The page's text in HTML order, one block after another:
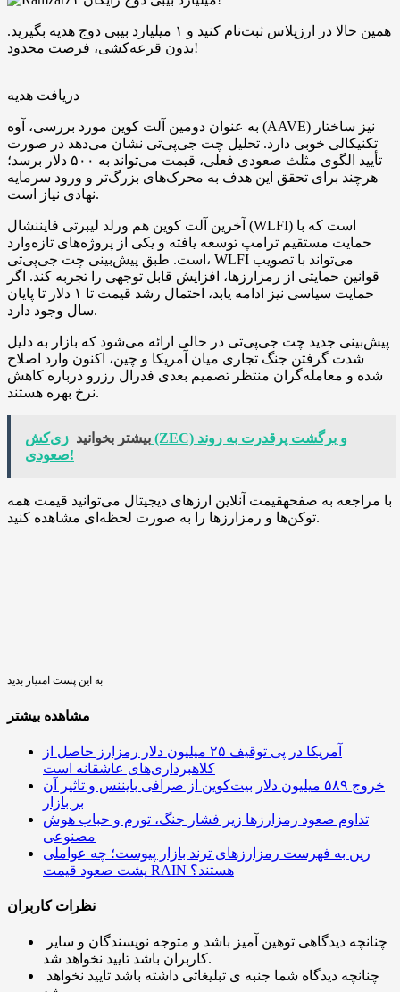
همین حالا در ارزپلاس ثبت‌نام کنید و ۱ میلیارد بیبی دوج هدیه بگیرید.
بدون قرعه‌کشی، فرصت محدود!
دریافت هدیه
به عنوان دومین آلت کوین مورد بررسی، آوه (AAVE) نیز ساختار
تکنیکالی خوبی دارد. تحلیل چت جی‌پی‌تی نشان می‌دهد در صورت
تأیید الگوی مثلث صعودی فعلی، قیمت می‌تواند به ۵۰۰ دلار برسد؛
هرچند برای تحقق این هدف به محرک‌های بزرگ‌تر و ورود سرمایه
نهادی نیاز است.
آخرین آلت کوین هم ورلد لیبرتی فایننشال (WLFI) است که با
حمایت مستقیم ترامپ توسعه یافته و یکی از پروژه‌های تازه‌وارد
است. طبق پیش‌بینی چت جی‌پی‌تی، WLFI می‌تواند با تصویب
قوانین حمایتی از رمزارزها، افزایش قابل‌ توجهی را تجربه کند. اگر
حمایت‌ سیاسی نیز ادامه‌ یابد، احتمال رشد قیمت تا ۱ دلار تا پایان
سال وجود دارد.
پیش‌بینی جدید چت جی‌پی‌تی در حالی ارائه می‌شود که بازار به دلیل
شدت گرفتن جنگ تجاری میان آمریکا و چین، اکنون وارد اصلاح
شده و معامله‌گران منتظر تصمیم بعدی فدرال رزرو درباره کاهش
نرخ بهره هستند.
بیشتر بخوانید زی‌کش (ZEC) و برگشت پرقدرت به روند
صعودی!
با مراجعه به صفحهقیمت آنلاین ارزهای دیجیتال می‌توانید قیمت همه
توکن‌ها و رمزارزها را به صورت لحظه‌ای مشاهده کنید.
به این پست امتیاز بدید
مشاهده بیشتر
آمریکا در پی توقیف ۲۵ میلیون دلار رمزارز حاصل از
کلاهبرداری‌های عاشقانه است
خروج ۵۸۹ میلیون دلار بیت‌کوین از صرافی بایننس و تاثیر آن
بر بازار
تداوم صعود رمزارزها زیر فشار جنگ، تورم و حباب هوش
مصنوعی
رین به فهرست رمزارزهای ترند بازار پیوست؛ چه عواملی
پشت صعود قیمت RAIN هستند؟
نظرات کاربران
کاربران باشد تایید نخواهد شد.